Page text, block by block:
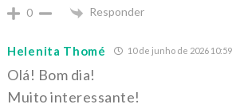
0 Responder
Helenita Thomé 10 de junho de 2026 10:59
Olá! Bom dia!
Muito interessante!